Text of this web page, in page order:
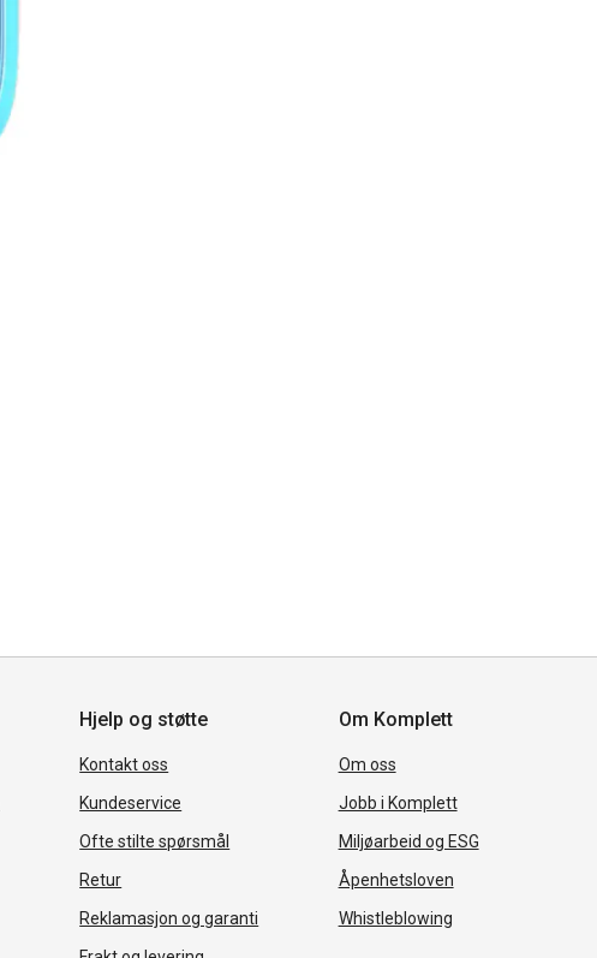
Hjelp og støtte
Kontakt oss
Kundeservice
Ofte stilte spørsmål
Retur
Reklamasjon og garanti
Om Komplett
Om oss
Jobb i Komplett
Miljøarbeid og ESG
Åpenhetsloven
Whistleblowing